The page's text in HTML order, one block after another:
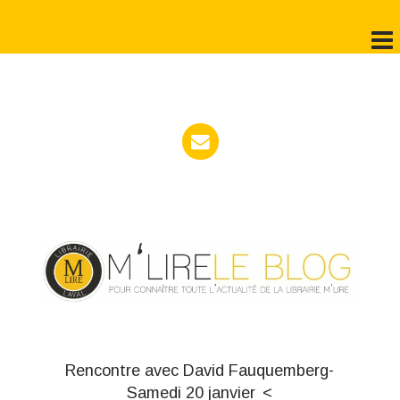
Rencontre avec David Fauquemberg-
Samedi 20 janvier